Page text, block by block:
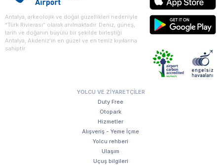
Antalya, arkeolojik ve doğal güzellikleri nedeniyle
“Türk Rivierası” olarak anılmaktadır. Deniz, güneş,
tarih ve doğanın büyülü bir şekilde birleştiği
Antalya, Akdeniz'in en güzel ve en temiz kıyılarına
sahiptir.
YOLCU VE ZIYARETÇILER
Duty Free
Otopark
Hizmetler
Alışveriş - Yeme İçme
Yolcu rehberi
Ulaşım
Uçuş bilgileri